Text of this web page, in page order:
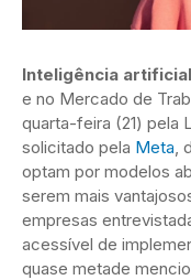
Inteligência
e no Mercado de
quarta-feira (21) pela
solicitado pela Meta,
optam por modelos
serem mais
empresas
acessível de
quase metade